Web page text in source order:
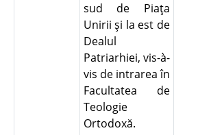
sud de Piaţa
Unirii şi la est de
Dealul
Patriarhiei, vis-à-
vis de intrarea în
Facultatea de
Teologie
Ortodoxă.